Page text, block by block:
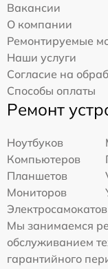
Вакансии
О компании
Ремонтируемые
Наши услуги
Согласие на
Способы оплаты
Ремонт
Ноутбуков
Компьютеров
Планшетов
Мониторов
Электросамокатов
Мы занимаемся
обслуживанием
гарантийного